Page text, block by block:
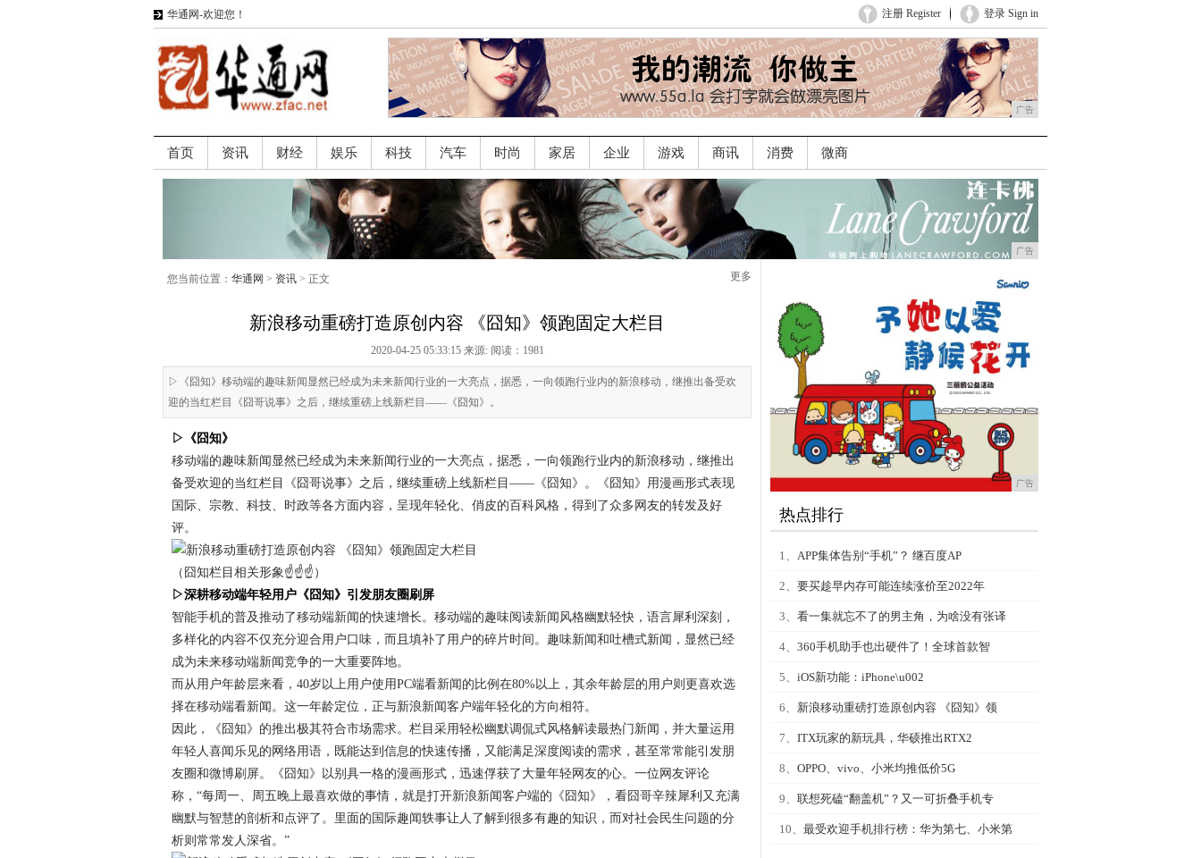
华通网-欢迎您！ 登录 Sign in
注册 Register
广告
首页 资讯 财经 娱乐 科技 汽车 时尚 家居 企业 游戏 商讯 消费 微商
广告
您当前位置： 华通网 > 资讯 > 正文 更多
新浪移动重磅打造原创内容 《囧知》领跑固定大栏目
2020-04-25 05:33:15 来源: 阅读：1981
▷《囧知》移动端的趣味新闻显然已经成为未来新闻行业的一大亮点，据悉，一向领跑行业内的新浪移动，继推出备受欢
迎的当红栏目《囧哥说事》之后，继续重磅上线新栏目——《囧知》。
▷《囧知》
移动端的趣味新闻显然已经成为未来新闻行业的一大亮点，据悉，一向领跑行业内的新浪移动，继推出
备受欢迎的当红栏目《囧哥说事》之后，继续重磅上线新栏目——《囧知》。《囧知》用漫画形式表现
国际、宗教、科技、时政等各方面内容，呈现年轻化、俏皮的百科风格，得到了众多网友的转发及好
评。
（囧知栏目相关形象☝☝☝）
▷深耕移动端年轻用户《囧知》引发朋友圈刷屏
智能手机的普及推动了移动端新闻的快速增长。移动端的趣味阅读新闻风格幽默轻快，语言犀利深刻，
多样化的内容不仅充分迎合用户口味，而且填补了用户的碎片时间。趣味新闻和吐槽式新闻，显然已经
成为未来移动端新闻竞争的一大重要阵地。
而从用户年龄层来看，40岁以上用户使用PC端看新闻的比例在80%以上，其余年龄层的用户则更喜欢选
择在移动端看新闻。这一年龄定位，正与新浪新闻客户端年轻化的方向相符。
因此，《囧知》的推出极其符合市场需求。栏目采用轻松幽默调侃式风格解读最热门新闻，并大量运用
年轻人喜闻乐见的网络用语，既能达到信息的快速传播，又能满足深度阅读的需求，甚至常常能引发朋
友圈和微博刷屏。《囧知》以别具一格的漫画形式，迅速俘获了大量年轻网友的心。一位网友评论
称，“每周一、周五晚上最喜欢做的事情，就是打开新浪新闻客户端的《囧知》，看囧哥辛辣犀利又充满
幽默与智慧的剖析和点评了。里面的国际趣闻轶事让人了解到很多有趣的知识，而对社会民生问题的分
析则常常发人深省。”
广告
热点排行
1、 APP集体告别“手机”？ 继百度AP
2、 要买趁早内存可能连续涨价至2022年
3、 看一集就忘不了的男主角，为啥没有张译
4、 360手机助手也出硬件了！全球首款智
5、 iOS新功能：iPhone\u002
6、 新浪移动重磅打造原创内容 《囧知》领
7、 ITX玩家的新玩具，华硕推出RTX2
8、 OPPO、vivo、小米均推低价5G
9、 联想死磕“翻盖机”？又一可折叠手机专
10、 最受欢迎手机排行榜：华为第七、小米第